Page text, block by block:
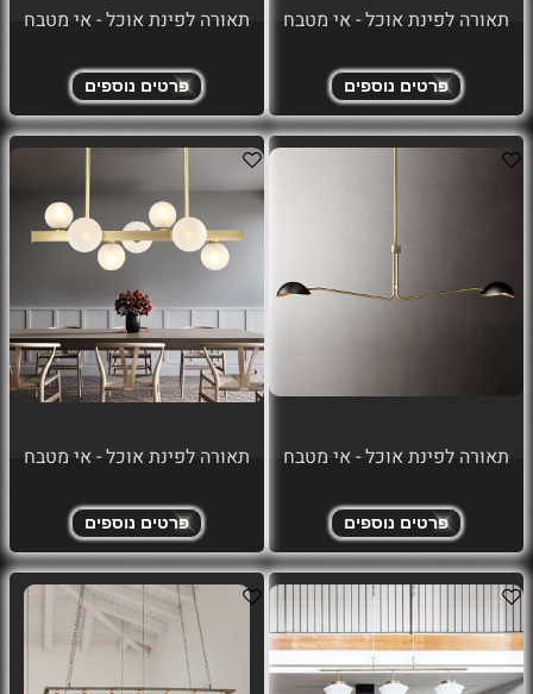
תאורה לפינת אוכל - אי מטבח
פרטים נוספים
תאורה לפינת אוכל - אי מטבח
פרטים נוספים
תאורה לפינת אוכל - אי מטבח
פרטים נוספים
תאורה לפינת אוכל - אי מטבח
פרטים נוספים